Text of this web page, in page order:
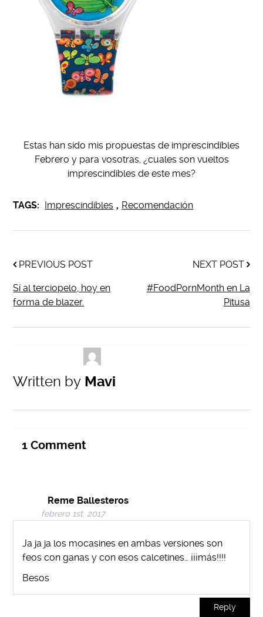
Estas han sido mis propuestas de imprescindibles
Febrero y para vosotras, ¿cuales son vueltos
imprescindibles de este mes?
TAGS: Imprescindibles , Recomendación
PREVIOUS POST
Sí al terciopelo, hoy en
forma de blazer.
NEXT POST
#FoodPornMonth en La
Pitusa
Written by Mavi
1 Comment
Reme Ballesteros
febrero 1st, 2017
Ja ja ja los mocasines en ambas versiones son
feos con ganas y con esos calcetines… ¡¡¡más!!!!
Besos
Reply